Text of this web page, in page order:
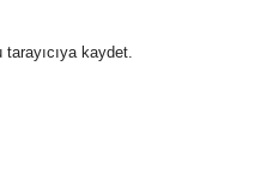
kaydet.